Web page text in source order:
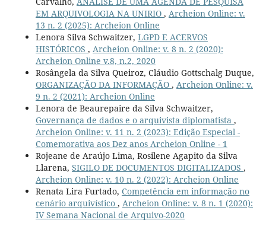
EM ARQUIVOLOGIA NA UNIRIO , Archeion Online: v.
13 n. 2 (2025): Archeion Online
Lenora Silva Schwaitzer, LGPD E ACERVOS
HISTÓRICOS , Archeion Online: v. 8 n. 2 (2020):
Archeion Online v.8, n.2, 2020
Rosângela da Silva Queiroz, Cláudio Gottschalg Duque,
ORGANIZAÇÃO DA INFORMAÇÃO , Archeion Online: v.
9 n. 2 (2021): Archeion Online
Lenora de Beaurepaire da Silva Schwaitzer,
Governança de dados e o arquivista diplomatista ,
Archeion Online: v. 11 n. 2 (2023): Edição Especial -
Comemorativa aos Dez anos Archeion Online - 1
Rojeane de Araújo Lima, Rosilene Agapito da Silva
Llarena, SIGILO DE DOCUMENTOS DIGITALIZADOS ,
Archeion Online: v. 10 n. 2 (2022): Archeion Online
Renata Lira Furtado, Competência em informação no
cenário arquivístico , Archeion Online: v. 8 n. 1 (2020):
IV Semana Nacional de Arquivo-2020